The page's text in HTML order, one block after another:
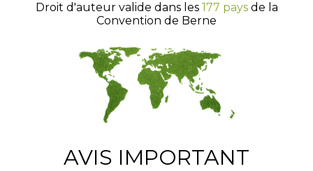
Droit d'auteur valide dans les 177 paysde la
Convention de Berne
AVIS IMPORTANT